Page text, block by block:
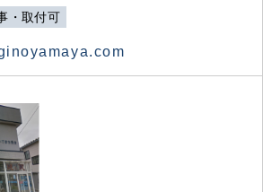
・取付可